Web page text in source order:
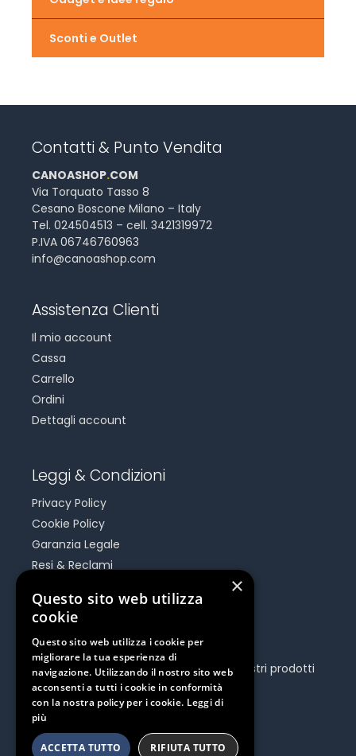
Sconti e Outlet
Contatti & Punto Vendita
CANOASHOP.COM
Via Torquato Tasso 8
Cesano Boscone Milano – Italy
Tel. 024504513 – cell. 3421319972
P.IVA 06746760963
info@canoashop.com
Assistenza Clienti
Il mio account
Cassa
Carrello
Ordini
Dettagli account
Leggi & Condizioni
Privacy Policy
Cookie Policy
Garanzia Legale
Resi & Reclami
Be Social
Seguici e rimani aggiornato su tutti i nostri prodotti
e iniziative.
×
Questo sito web utilizza
cookie
Questo sito web utilizza i cookie per
migliorare la tua esperienza di
navigazione. Utilizzando il nostro sito web
acconsenti a tutti i cookie in conformità
con la nostra policy per i cookie. Leggi di
più
ACCETTA TUTTO RIFIUTA TUTTO